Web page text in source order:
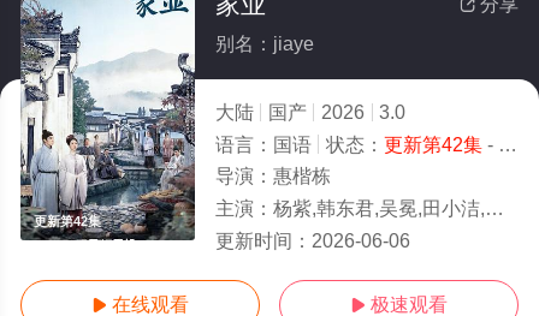
更新第42集
 分享
别名：jiaye
大陆 国产 2026
3.0
语言： 国语 状态： 更新第42集- 免费在线观看
导演： 惠楷栋
主演： 杨紫,韩东君,吴冕,田小洁,徐百慧,王梓豪,谢心,李泓良,杨斯,富大龙,曹磊,李洪涛,黄曼,张喜前,李宝安,朱辉
更新时间： 2026-06-06
 在线观看  极速观看